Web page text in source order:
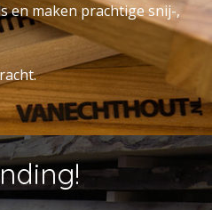
en maken prachtige snij-,